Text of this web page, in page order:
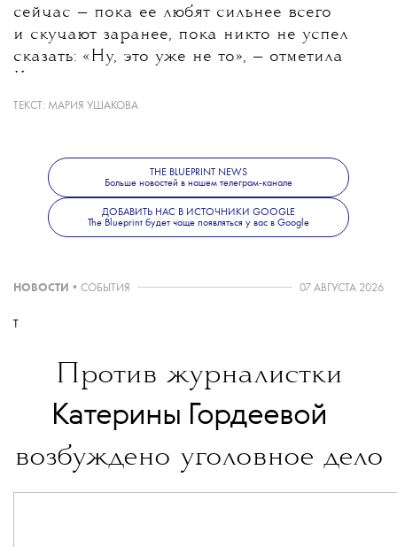
сейчас — пока ее любят сильнее всего
и скучают заранее, пока никто не успел
сказать: «Ну, это уже не то», — отметила
рассказала Алене Важениной —
Больше новостей о моде, красоте
ТЕКСТ: МАРИЯ УШАКОВА
THE BLUEPRINT NEWS
Больше новостей в нашем телеграм-канале
ДОБАВИТЬ НАС В ИСТОЧНИКИ GOOGLE
The Blueprint будет чаще появляться у вас в Google
НОВОСТИ • СОБЫТИЯ 07 АВГУСТА 2026
T
Против журналистки
Катерины Гордеевой
возбуждено уголовное дело